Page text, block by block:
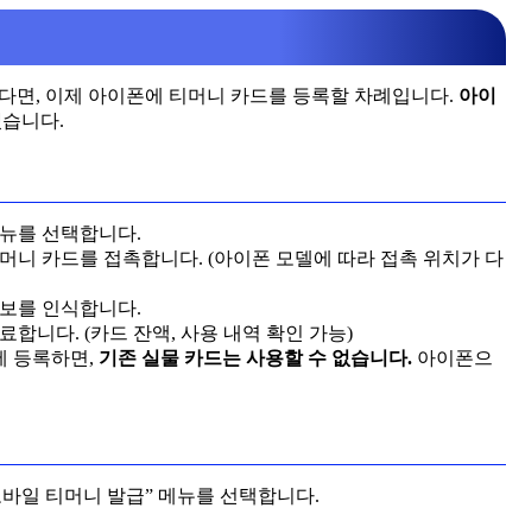
면, 이제 아이폰에 티머니 카드를 등록할 차례입니다. 아이
니다.
를 선택합니다.
니 카드를 접촉합니다. (아이폰 모델에 따라 접촉 위치가 다
를 인식합니다.
합니다. (카드 잔액, 사용 내역 확인 가능)
등록하면, 기존 실물 카드는 사용할 수 없습니다. 아이폰으
일 티머니 발급” 메뉴를 선택합니다.